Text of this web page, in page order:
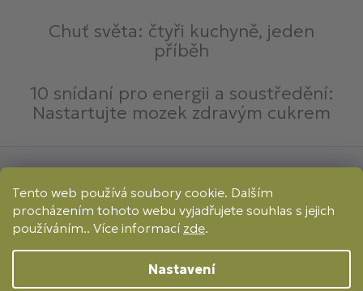
Tento web používá soubory cookie. Dalším
procházením tohoto webu vyjadřujete souhlas s jejich
používáním.. Více informací zde.
Nastavení
Chuť světa: čtyři kuchyně, jeden
příběh
10 snídaní pro energii a soustředění:
Nastartujte mozek zdravým cukrem
Online Převod Dobírka
Způsoby dopravy: